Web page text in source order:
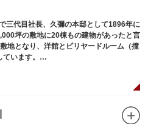
三代目社長、久彌の本邸として1896年に
坪の敷地に20棟もの建物があったと言
地となり、洋館とビリヤードルーム（撞
います。
サイア・コンドルによって設計された西